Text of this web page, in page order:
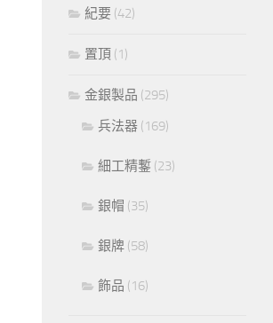
紀要 (42)
置頂 (1)
金銀製品 (295)
兵法器 (169)
細工精鏨 (23)
銀帽 (35)
銀牌 (58)
飾品 (16)